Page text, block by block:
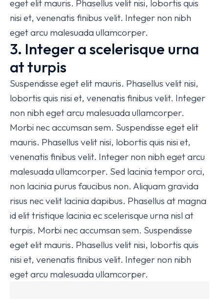
eget elit mauris. Phasellus velit nisi, lobortis quis
nisi et, venenatis finibus velit. Integer non nibh
eget arcu malesuada ullamcorper.
3. Integer a scelerisque urna
at turpis
Suspendisse eget elit mauris. Phasellus velit nisi,
lobortis quis nisi et, venenatis finibus velit. Integer
non nibh eget arcu malesuada ullamcorper.
Morbi nec accumsan sem. Suspendisse eget elit
mauris. Phasellus velit nisi, lobortis quis nisi et,
venenatis finibus velit. Integer non nibh eget arcu
malesuada ullamcorper. Sed lacinia tempor orci,
non lacinia purus faucibus non. Aliquam gravida
risus nec velit lacinia dapibus. Phasellus at magna
id elit tristique lacinia ec scelerisque urna nisl at
turpis. Morbi nec accumsan sem. Suspendisse
eget elit mauris. Phasellus velit nisi, lobortis quis
nisi et, venenatis finibus velit. Integer non nibh
eget arcu malesuada ullamcorper.